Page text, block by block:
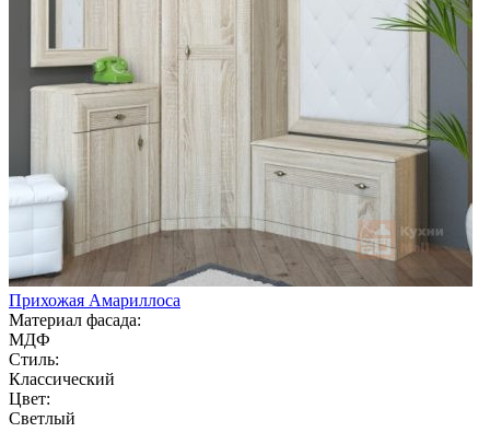
Прихожая Амариллоса
Материал фасада:
МДФ
Стиль:
Классический
Цвет:
Светлый